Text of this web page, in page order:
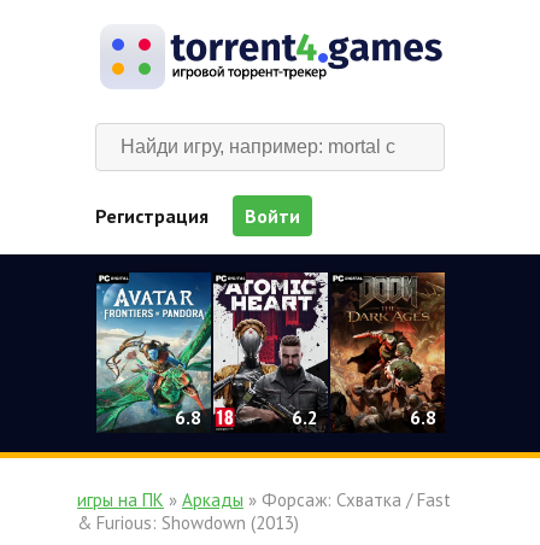
Регистрация Войти
6.8 6.2 6.8
игры на ПК » Аркады » Форсаж: Схватка / Fast
& Furious: Showdown (2013)